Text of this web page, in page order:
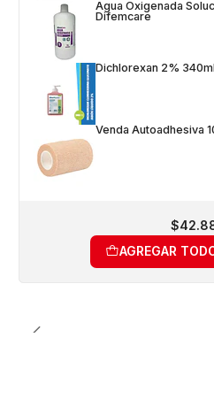
Agua Oxigenada
Difemcare
Dichlorexan 2%
Venda Autoadhesiva
AGREGAR